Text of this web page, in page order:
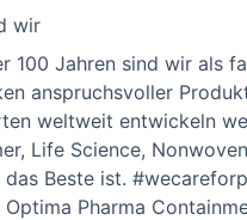
wir
100 Jahren sind wir als
anspruchsvoller
weltweit entwickeln
Life Science,
das Beste ist.
Optima Pharma